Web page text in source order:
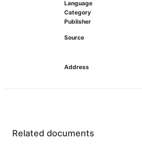
Language
Category
Publisher
Source
Address
Related documents